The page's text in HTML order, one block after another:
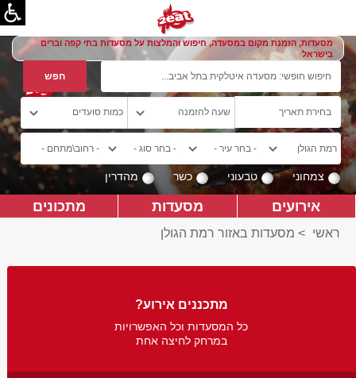
מסעדות, הזמנת מקום במסעדה, חיפוש והמלצות על מסעדות בתי קפה וברים
בישראל
צמחוני טבעוני כשר מהדרין
אירועים מסעדות מתכונים
ראשי > מסעדות באזור רמת הגולן
מתכננים אירוע?
כל המסעדות וכל האפשרויות
במרחק לחיצה אחת